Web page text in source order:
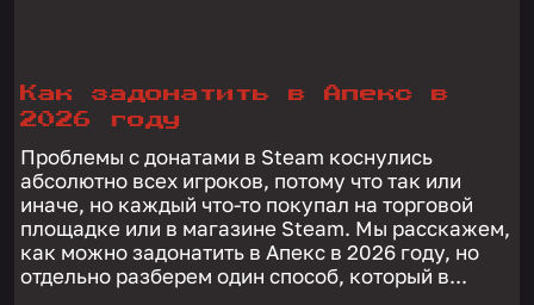
Как задонатить в Апекс в
2026 году
Проблемы с донатами в Steam коснулись
абсолютно всех игроков, потому что так или
иначе, но каждый что-то покупал на торговой
площадке или в магазине Steam. Мы расскажем,
как можно задонатить в Апекс в 2026 году, но
отдельно разберем один способ, который в...